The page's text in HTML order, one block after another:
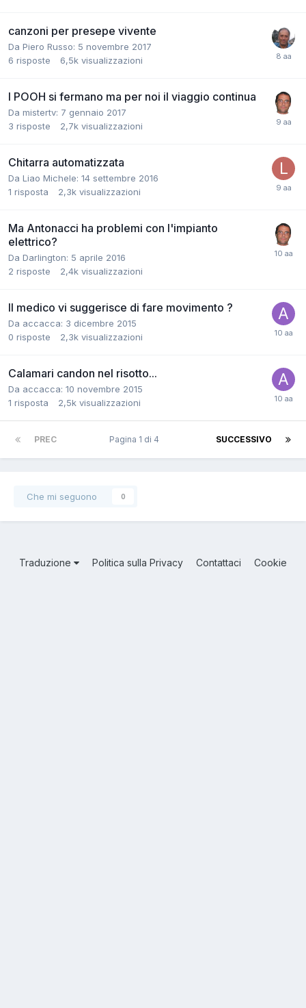
canzoni per presepe vivente
Da Piero Russo: 5 novembre 2017
6 risposte 6,5k visualizzazioni
I POOH si fermano ma per noi il viaggio continua
Da mistertv: 7 gennaio 2017
3 risposte 2,7k visualizzazioni
Chitarra automatizzata
Da Liao Michele: 14 settembre 2016
1 risposta 2,3k visualizzazioni
Ma Antonacci ha problemi con l'impianto
elettrico?
Da Darlington: 5 aprile 2016
2 risposte 2,4k visualizzazioni
Il medico vi suggerisce di fare movimento ?
Da accacca: 3 dicembre 2015
0 risposte 2,3k visualizzazioni
Calamari candon nel risotto...
Da accacca: 10 novembre 2015
1 risposta 2,5k visualizzazioni
PREC SUCCESSIVO
Pagina 1 di 4
Che mi seguono 0
Traduzione Politica sulla Privacy Contattaci Cookie